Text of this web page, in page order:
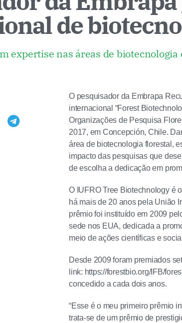
de
expertise nas áreas de
O pesquisador da Embrapa
internacional “Forest
Organizações de Pesquisa
2017, em Concepción, Chile.
área de biotecnologia florestal,
impacto das pesquisas que
de escolha a dedicação em
O IUFRO Tree Biotechnology é
há mais de 20 anos pela União
prêmio foi instituído em 2009
sede nos EUA, dedicada a
meio de ações científicas e
Desde 2009 foram premiados
link: https://forestbio.org/IFB/
concedido a cada dois anos.
“Esse é o meu primeiro prêmio
trata-se de um prêmio de